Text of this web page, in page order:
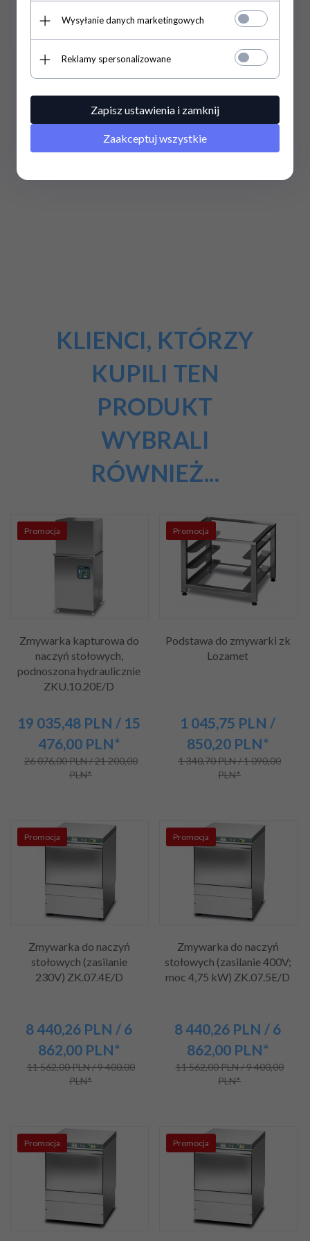
Kosz do tac pp-060
Lozamet
165,37PLN/
Kosz do talerzy ø 320 mm
t320 Lozamet
448,95PLN/
KLIENCI, KTÓRZY
KUPILI TEN
PRODUKT
WYBRALI
RÓWNIEŻ...
Promocja
Zmywarka kapturowa do
naczyń stołowych,
podnoszona hydraulicznie
ZKU.10.20E/D
19 035,48 PLN / 15
476,00 PLN*
26 076,00 PLN / 21 200,00
PLN*
Promocja
Podstawa do zmywarki zk
Lozamet
1 045,75 PLN /
850,20 PLN*
1 340,70 PLN / 1 090,00
PLN*
Promocja
Zmywarka do naczyń
stołowych (zasilanie
230V) ZK.07.4E/D
8 440,26 PLN / 6
862,00 PLN*
11 562,00 PLN / 9 400,00
PLN*
Promocja
Zmywarka do naczyń
stołowych (zasilanie 400V;
moc 4,75 kW) ZK.07.5E/D
8 440,26 PLN / 6
862,00 PLN*
11 562,00 PLN / 9 400,00
PLN*
Promocja Promocja
Wysyłanie danych marketingowych
Reklamy spersonalizowane
Zapisz ustawienia i zamknij
Zaakceptuj wszystkie